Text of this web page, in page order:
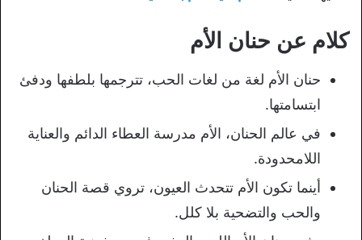
كلام عن حنان الأم
حنان الأم لغة من لغات الحب، تترجمها بلطفها ودفئ
ابتسامتها.
في عالم الحنان، الأم مدرسة العطاء الدائم والعناية
اللامحدودة.
أينما تكون الأم تتحدث العيون، تروي قصة الحنان
والحب والتضحية بلا كلل.